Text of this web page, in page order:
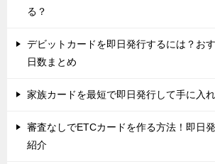
る？
デビットカードを即日発行するには？お
日数まとめ
家族カードを最短で即日発行して手に入
審査なしでETCカードを作る方法！即日
紹介